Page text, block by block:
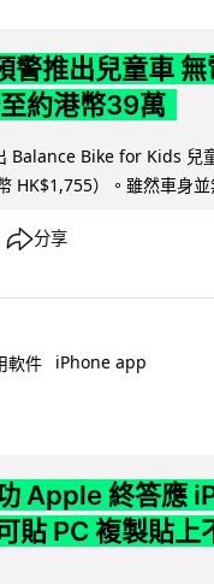
警推出兒童車
約港幣39萬
Balance Bike for Kids 兒
HK$1,755）。雖然車身並
分享
軟件 iPhone app
Apple 終答應
貼 PC 複製貼上